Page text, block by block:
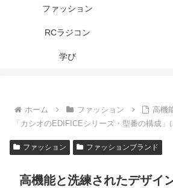
ファッション
RCラジコン
学び
ホーム ファッション
高機
「カシオのEDIFICEシリーズ・型番の構成」
ファッション ファッションブランド
高機能と洗練されたデザイ